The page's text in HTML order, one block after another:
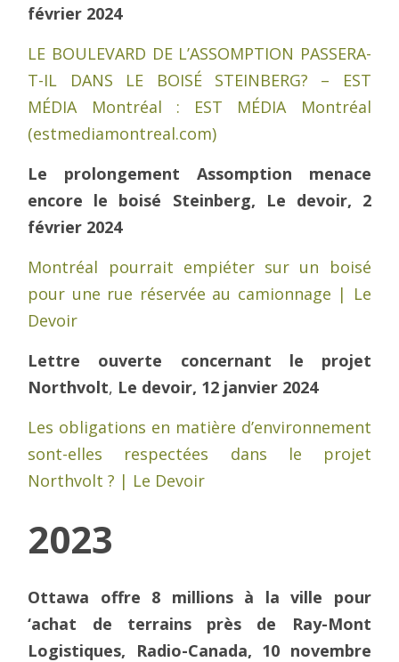
février 2024
LE BOULEVARD DE L’ASSOMPTION PASSERA-
T-IL DANS LE BOISÉ STEINBERG? – EST
MÉDIA Montréal : EST MÉDIA Montréal
(estmediamontreal.com)
Le prolongement Assomption menace
encore le boisé Steinberg, Le devoir, 2
février 2024
Montréal pourrait empiéter sur un boisé
pour une rue réservée au camionnage | Le
Devoir
Lettre ouverte concernant le projet
Northvolt, Le devoir, 12 janvier 2024
Les obligations en matière d’environnement
sont-elles respectées dans le projet
Northvolt ? | Le Devoir
2023
Ottawa offre 8 millions à la ville pour
‘achat de terrains près de Ray-Mont
Logistiques, Radio-Canada, 10 novembre